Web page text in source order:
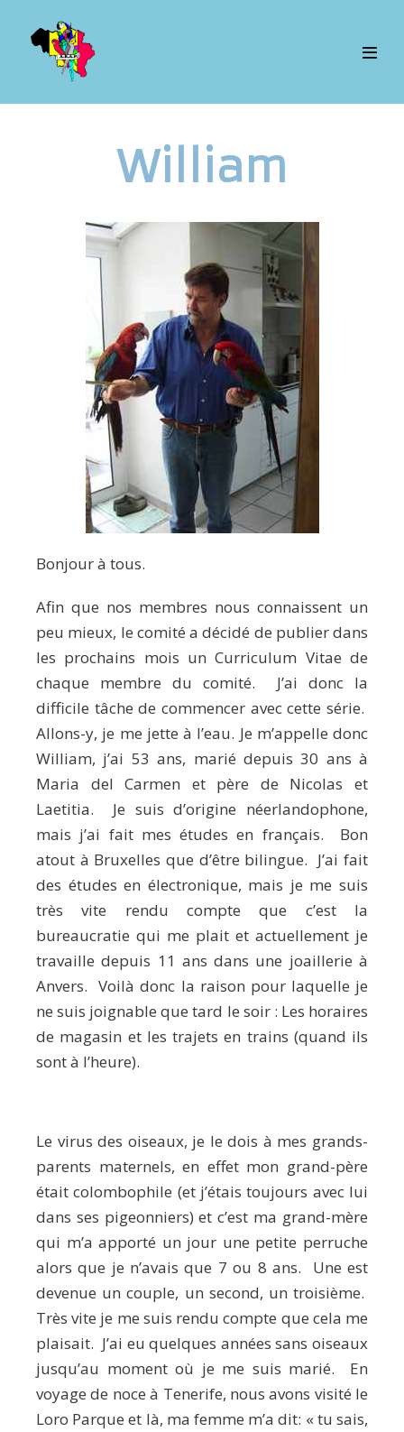
William
Bonjour à tous.
Afin que nos membres nous connaissent un
peu mieux, le comité a décidé de publier dans
les prochains mois un Curriculum Vitae de
chaque membre du comité. J’ai donc la
difficile tâche de commencer avec cette série.
Allons-y, je me jette à l’eau. Je m’appelle donc
William, j’ai 53 ans, marié depuis 30 ans à
Maria del Carmen et père de Nicolas et
Laetitia. Je suis d’origine néerlandophone,
mais j’ai fait mes études en français. Bon
atout à Bruxelles que d’être bilingue. J’ai fait
des études en électronique, mais je me suis
très vite rendu compte que c’est la
bureaucratie qui me plait et actuellement je
travaille depuis 11 ans dans une joaillerie à
Anvers. Voilà donc la raison pour laquelle je
ne suis joignable que tard le soir : Les horaires
de magasin et les trajets en trains (quand ils
sont à l’heure).
Le virus des oiseaux, je le dois à mes grands-
parents maternels, en effet mon grand-père
était colombophile (et j’étais toujours avec lui
dans ses pigeonniers) et c’est ma grand-mère
qui m’a apporté un jour une petite perruche
alors que je n’avais que 7 ou 8 ans. Une est
devenue un couple, un second, un troisième.
Très vite je me suis rendu compte que cela me
plaisait. J’ai eu quelques années sans oiseaux
jusqu’au moment où je me suis marié. En
voyage de noce à Tenerife, nous avons visité le
Loro Parque et là, ma femme m’a dit: « tu sais,